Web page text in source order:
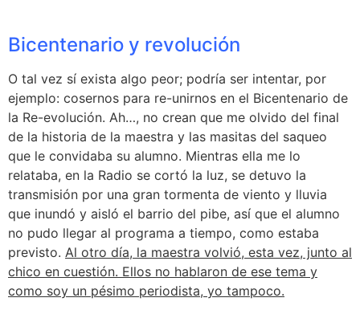
Bicentenario y revolución
O tal vez sí exista algo peor; podría ser intentar, por
ejemplo: cosernos para re-unirnos en el Bicentenario de
la Re-evolución. Ah…, no crean que me olvido del final
de la historia de la maestra y las masitas del saqueo
que le convidaba su alumno. Mientras ella me lo
relataba, en la Radio se cortó la luz, se detuvo la
transmisión por una gran tormenta de viento y lluvia
que inundó y aisló el barrio del pibe, así que el alumno
no pudo llegar al programa a tiempo, como estaba
previsto. Al otro día, la maestra volvió, esta vez, junto al
chico en cuestión. Ellos no hablaron de ese tema y
como soy un pésimo periodista, yo tampoco.